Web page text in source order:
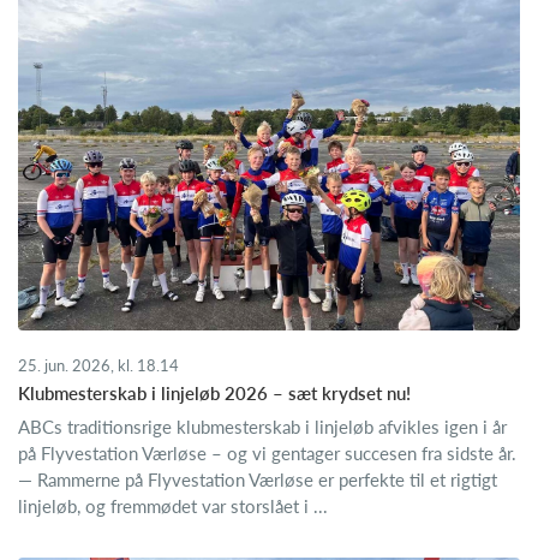
25. jun. 2026, kl. 18.14
Klubmesterskab i linjeløb 2026 – sæt krydset nu!
ABCs traditionsrige klubmesterskab i linjeløb afvikles igen i år
på Flyvestation Værløse – og vi gentager succesen fra sidste år.
— Rammerne på Flyvestation Værløse er perfekte til et rigtigt
linjeløb, og fremmødet var storslået i ...